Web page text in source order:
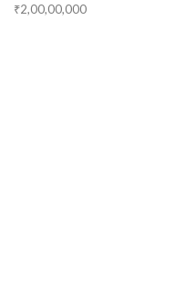
₹2,00,00,000